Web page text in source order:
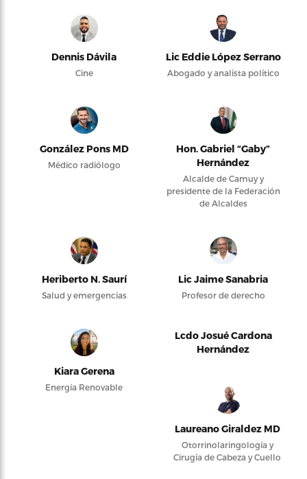
Dennis Dávila
Cine
Lic Eddie López Serrano
Abogado y analista político
González Pons MD
Médico radiólogo
Hon. Gabriel “Gaby”
Hernández
Alcalde de Camuy y
presidente de la Federación
de Alcaldes
Heriberto N. Saurí
Salud y emergencias
Lic Jaime Sanabria
Profesor de derecho
Kiara Gerena
Energía Renovable
Lcdo Josué Cardona
Hernández
Laureano Giraldez MD
Otorrinolaringología y
Cirugía de Cabeza y Cuello